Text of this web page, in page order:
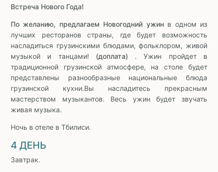
Встреча Нового Года!
По желанию, предлагаем Новогодний ужинв одном из
лучших ресторанов страны, где будет возможность
насладиться грузинскими блюдами, фольклором, живой
музыкой и танцами! (доплата) . Ужин пройдет в
традиционной грузинской атмосфере, на столе будет
представлены разнообразные национальные блюда
грузинской кухни.Вы насладитесь прекрасным
мастерством музыкантов. Весь ужин будет звучать
живая музыка.
Ночь в отеле в Тбилиси.
4 ДЕНЬ
Завтрак.